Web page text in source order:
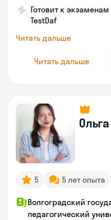
Готовит к
TestDaf
Читать дальше
Читать дальше
Ольга
5 5 лет опыта
Волгоградский
педагогический